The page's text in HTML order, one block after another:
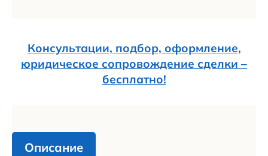
Консультации, подбор, оформление,
юридическое сопровождение сделки –
бесплатно!
Описание